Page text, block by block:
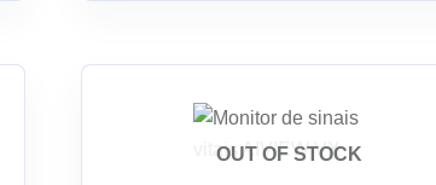
OUT OF STOCK